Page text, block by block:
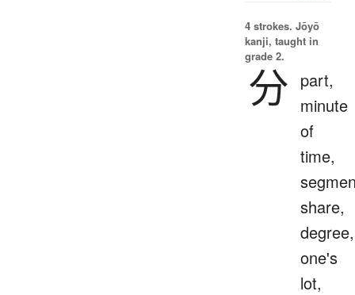
4 strokes. Jōyō
kanji, taught in
grade 2.
分 part,
minute
of
time,
share,
degree,
one's
lot,